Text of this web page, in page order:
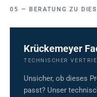
BERATUNG ZU
Krückemeyer
TECHNISCHER
Unsicher, ob dieses
passt? Unser